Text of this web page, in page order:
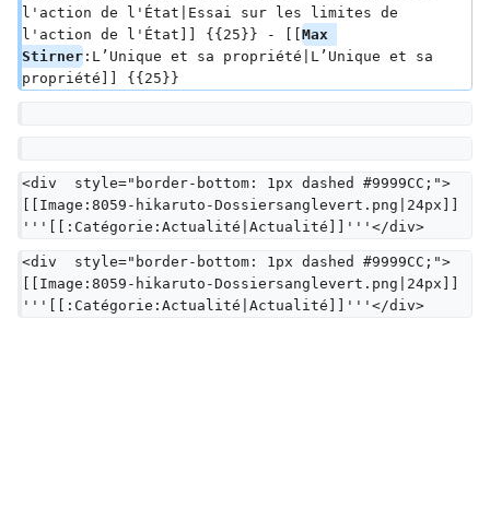
l'action de l'État|Essai sur les limites de
l'action de l'État]] {{25}} - [[ Max
Stirner :L’Unique et sa propriété|L’Unique et sa
propriété]] {{25}}
<div  style="border-bottom: 1px dashed #9999CC;">
[[Image:8059-hikaruto-Dossiersanglevert.png|24px]]
'''[[:Catégorie:Actualité|Actualité]]'''</div>
<div  style="border-bottom: 1px dashed #9999CC;">
[[Image:8059-hikaruto-Dossiersanglevert.png|24px]]
'''[[:Catégorie:Actualité|Actualité]]'''</div>